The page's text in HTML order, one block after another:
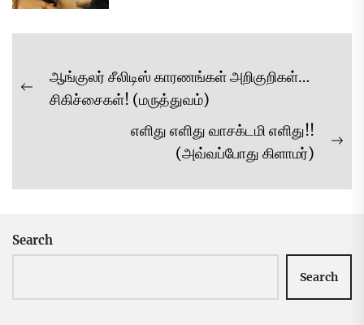
Post
navigation
Previous
ஆங்குலர் சீலிடிஸ் காரணங்கள் அறிகுறிகள்…
சிகிச்சைகள்! (மருத்துவம்)
எளிது எளிது வாசக்டமி எளிது!!
(அவ்வப்போது கிளாமர்)
Search
Search